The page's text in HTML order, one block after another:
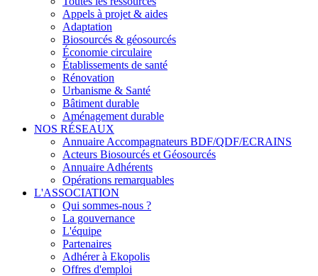
Appels à projet & aides
Adaptation
Biosourcés & géosourcés
Économie circulaire
Établissements de santé
Rénovation
Urbanisme & Santé
Bâtiment durable
Aménagement durable
NOS RÉSEAUX
Annuaire Accompagnateurs BDF/QDF/ECRAINS
Acteurs Biosourcés et Géosourcés
Annuaire Adhérents
Opérations remarquables
L'ASSOCIATION
Qui sommes-nous ?
La gouvernance
L'équipe
Partenaires
Adhérer à Ekopolis
Offres d'emploi